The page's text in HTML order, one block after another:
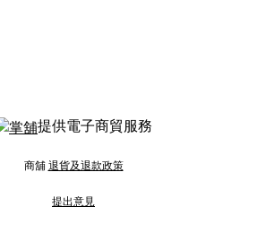
提供電子商貿服務
商舖 退貨及退款政策
提出意見